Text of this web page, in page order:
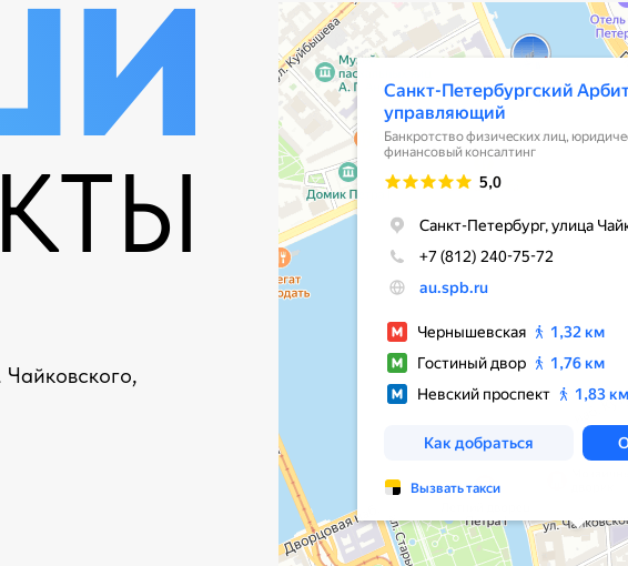
Санкт-Петербургский Арбитражный управляющий
Юридические услуги в Санкт‑Петербурге
Адвокаты в Санкт‑Петербурге